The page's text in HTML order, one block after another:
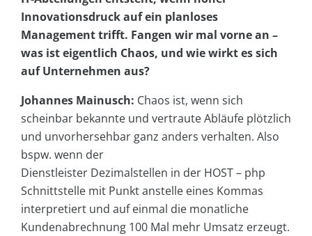
Innovationsdruck auf ein planloses
Management trifft. Fangen wir mal vorne an –
was ist eigentlich Chaos, und wie wirkt es sich
auf Unternehmen aus?
Johannes Mainusch: Chaos ist, wenn sich
scheinbar bekannte und vertraute Abläufe plötzlich
und unvorhersehbar ganz anders verhalten. Also
bspw. wenn der
Dienstleister Dezimalstellen in der HOST – php
Schnittstelle mit Punkt anstelle eines Kommas
interpretiert und auf einmal die monatliche
Kundenabrechnung 100 Mal mehr Umsatz erzeugt.